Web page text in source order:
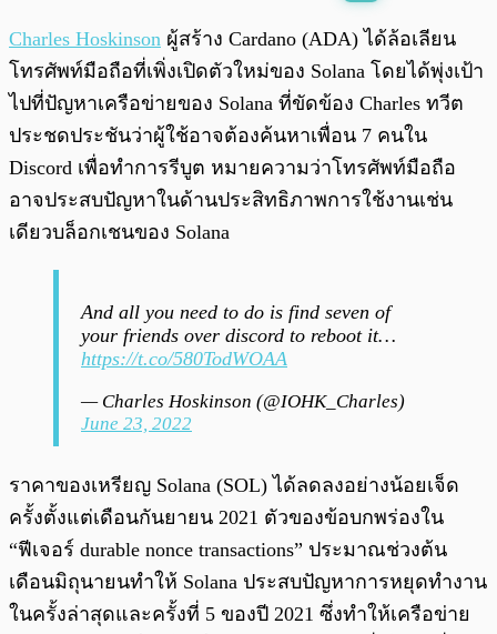
0:00 0:00
Charles Hoskinson ผู้สร้าง Cardano (ADA) ได้ล้อเลียน
โทรศัพท์มือถือที่เพิ่งเปิดตัวใหม่ของ Solana โดยได้พุ่งเป้า
ไปที่ปัญหาเครือข่ายของ Solana ที่ขัดข้อง Charles ทวีต
ประชดประชันว่าผู้ใช้อาจต้องค้นหาเพื่อน 7 คนใน
Discord เพื่อทำการรีบูต หมายความว่าโทรศัพท์มือถือ
อาจประสบปัญหาในด้านประสิทธิภาพการใช้งานเช่น
เดียวบล็อกเชนของ Solana
And all you need to do is find seven of
your friends over discord to reboot it…
https://t.co/580TodWOAA
— Charles Hoskinson (@IOHK_Charles)
June 23, 2022
ราคาของเหรียญ Solana (SOL) ได้ลดลงอย่างน้อยเจ็ด
ครั้งตั้งแต่เดือนกันยายน 2021 ตัวของข้อบกพร่องใน
“ฟีเจอร์ durable nonce transactions” ประมาณช่วงต้น
เดือนมิถุนายนทำให้ Solana ประสบปัญหาการหยุดทำงาน
ในครั้งล่าสุดและครั้งที่ 5 ของปี 2021 ซึ่งทำให้เครือข่าย